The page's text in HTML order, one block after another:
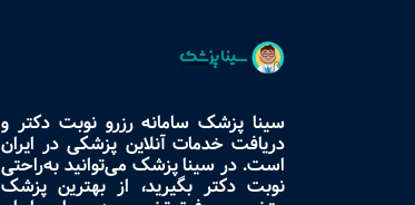
سینا پزشک سامانه رزرو نوبت دکتر و
دریافت خدمات آنلاین پزشکی در ایران
است. در سینا پزشک می‌توانید به‌راحتی
نوبت دکتر بگیرید، از بهترین پزشک